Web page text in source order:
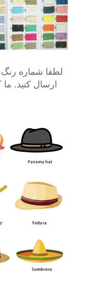
لطفا شماره رنگ
ارسال کنید.